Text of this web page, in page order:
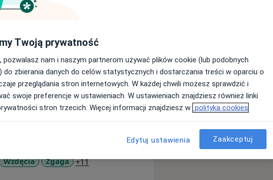
którą każdego dnia mogę
holistycznej i
że spożywane posiłki
energii oraz dostarczać składniki
organizmu, a ich przygotowanie
to część sukcesu w drodze do
pozwala mi stwierdzić, że równie
realizację własnych postanowień i
z pomocnych narzędzi z
odpowiednie nastawienie pacjenta,
indywidualnie dopasowany plan
Wzdęcia Zgaga +11a11y_sr_more_diseases
Twoją prywatność
pozwalasz nam i naszym partnerom używać plików cookie (lub podobnych
do zbierania danych do celów statystycznych i dostarczania treści w oparciu o
przeglądania stron internetowych. W każdej chwili możesz sprawdzić i
swoje preferencje w ustawieniach. W ustawieniach znajdziesz również linki
stron trzecich. Więcej informacji znajdziesz w polityka cookies
Edytuj ustawienia Zaakceptuj